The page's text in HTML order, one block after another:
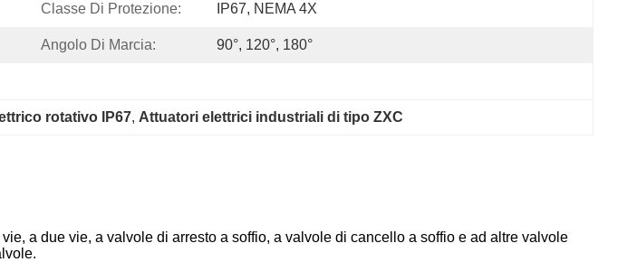
Classe Di Protezione: IP67, NEMA 4X
Angolo Di Marcia: 90°, 120°, 180°
rotativo IP67, Attuatori elettrici industriali di tipo ZXC
a due vie, a valvole di arresto a soffio, a valvole di cancello a soffio e ad altre valvole